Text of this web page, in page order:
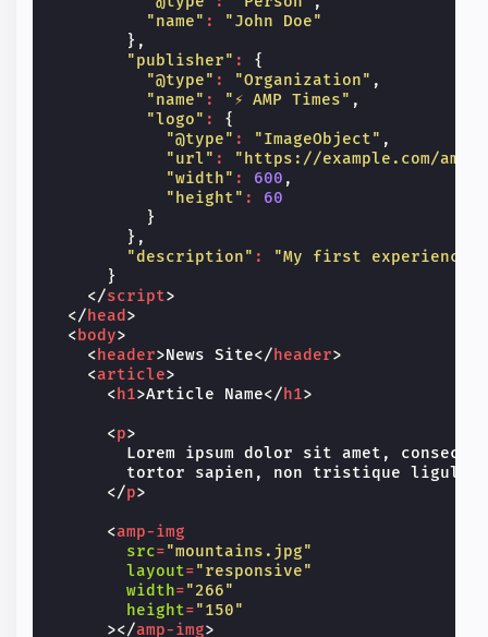
"name" :
"John Doe"
},
"publisher" :
{
"@type" : "Organization" ,
"name" : "⚡ AMP Times" ,
"logo" :
{
"@type" : "ImageObject" ,
"url" :
"https://example.com/
"width" : 600 ,
"height" :
60
}
},
"description" :
"My first experience
}
</script>
</ head >
<body>
< header>News Site</ header>
<article>
< h1>Article Name</ h1>
<p>
Lorem ipsum dolor sit amet,
tortor sapien, non tristique ligula
</p>
<amp-img
src="mountains.jpg"
layout="responsive"
width="266"
height="150"
></amp-img>